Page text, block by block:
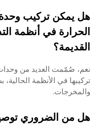
هل يمكن تركيب
الحرارة في أنظمة
القديمة؟
نعم، صُمّمت العديد من
تركيبها في الأنظمة
والمخرجات.
هل من الضروري